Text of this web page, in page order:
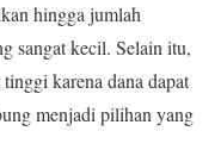
hingga jumlah
sangat kecil. Selain itu,
karena dana dapat
menjadi pilihan yang